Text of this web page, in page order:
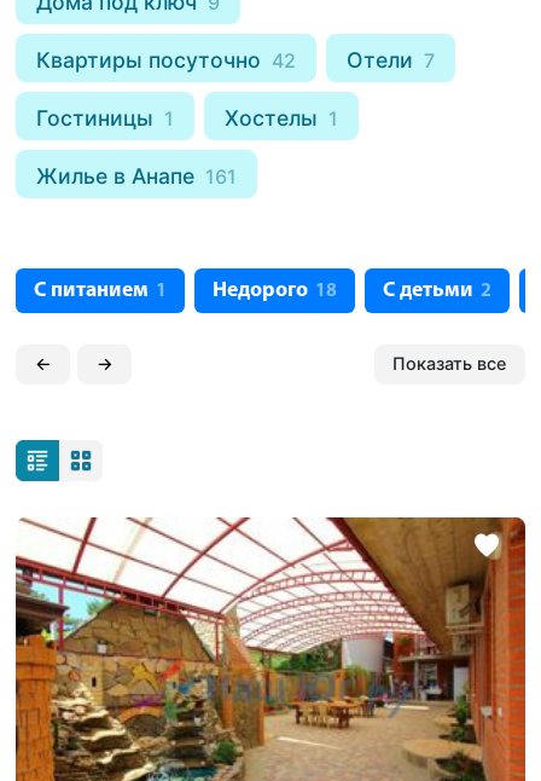
Квартиры посуточно 42 Отели 7
Гостиницы 1 Хостелы 1
Жилье в Анапе 161
С питанием 1 Недорого 18 С детьми 2
← → Показать все